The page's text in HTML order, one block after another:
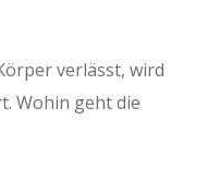
verlässt, wird
Wohin geht die